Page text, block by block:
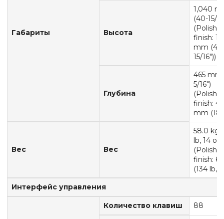
Габариты Высота
1,040
(40-15/
finish:
mm
15/16"))
Глубина
465 mm
5/16")
finish:
mm (18-
Вес Вес
58.0 kg
lb, 14 oz)
finish:
(134 lb,
Интерфейс управления
Количество клавиш 88